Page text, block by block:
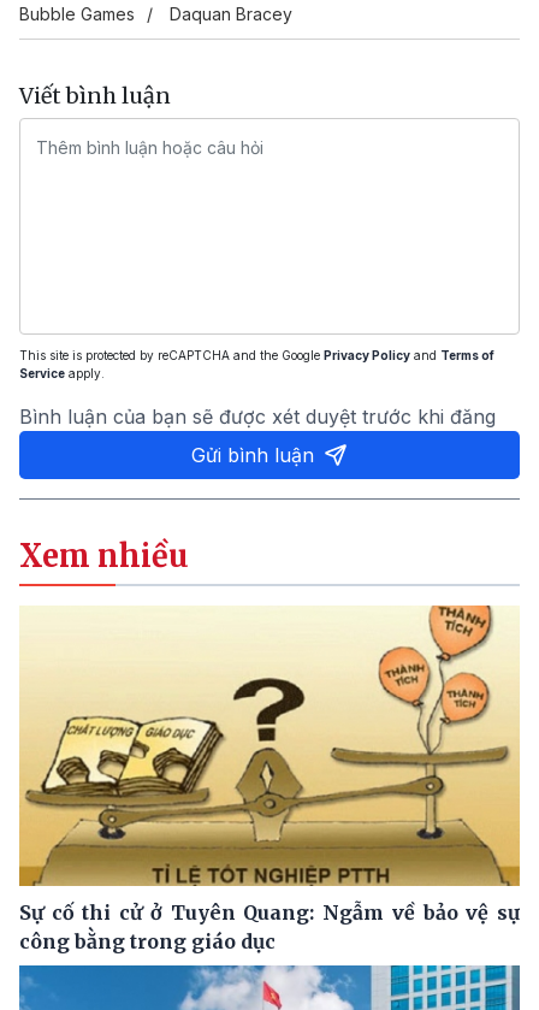
Bubble Games
Daquan Bracey
Viết bình luận
This site is protected by reCAPTCHA and the Google Privacy Policy and Terms of
Service apply.
Bình luận của bạn sẽ được xét duyệt trước khi đăng
Gửi bình luận
Xem nhiều
Sự cố thi cử ở Tuyên Quang: Ngẫm về bảo vệ sự
công bằng trong giáo dục